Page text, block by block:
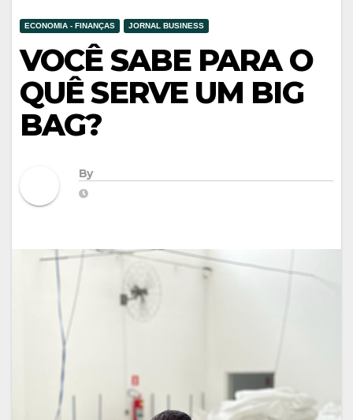
ECONOMIA - FINANÇAS JORNAL BUSINESS
VOCÊ SABE PARA O
QUÊ SERVE UM BIG
BAG?
By